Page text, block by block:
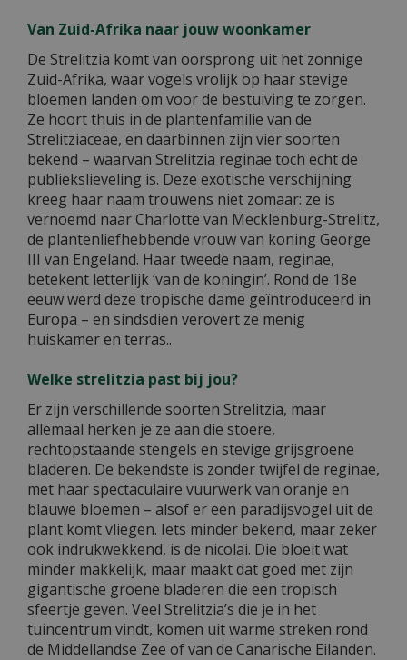
Van Zuid-Afrika naar jouw woonkamer
De Strelitzia komt van oorsprong uit het zonnige
Zuid-Afrika, waar vogels vrolijk op haar stevige
bloemen landen om voor de bestuiving te zorgen.
Ze hoort thuis in de plantenfamilie van de
Strelitziaceae, en daarbinnen zijn vier soorten
bekend – waarvan Strelitzia reginae toch echt de
publiekslieveling is. Deze exotische verschijning
kreeg haar naam trouwens niet zomaar: ze is
vernoemd naar Charlotte van Mecklenburg-Strelitz,
de plantenliefhebbende vrouw van koning George
III van Engeland. Haar tweede naam, reginae,
betekent letterlijk ‘van de koningin’. Rond de 18e
eeuw werd deze tropische dame geïntroduceerd in
Europa – en sindsdien verovert ze menig
huiskamer en terras..
Welke strelitzia past bij jou?
Er zijn verschillende soorten Strelitzia, maar
allemaal herken je ze aan die stoere,
rechtopstaande stengels en stevige grijsgroene
bladeren. De bekendste is zonder twijfel de reginae,
met haar spectaculaire vuurwerk van oranje en
blauwe bloemen – alsof er een paradijsvogel uit de
plant komt vliegen. Iets minder bekend, maar zeker
ook indrukwekkend, is de nicolai. Die bloeit wat
minder makkelijk, maar maakt dat goed met zijn
gigantische groene bladeren die een tropisch
sfeertje geven. Veel Strelitzia’s die je in het
tuincentrum vindt, komen uit warme streken rond
de Middellandse Zee of van de Canarische Eilanden.